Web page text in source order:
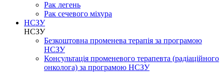
Рак легень
Рак сечевого міхура
НСЗУ
НСЗУ
Безкоштовна променева терапія за програмою
НСЗУ
Консультація променевого терапевта (радіаційного
онколога) за програмою НСЗУ